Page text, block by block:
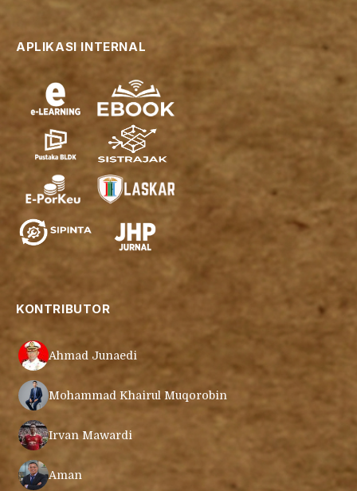
APLIKASI INTERNAL
KONTRIBUTOR
Ahmad Junaedi
Mohammad Khairul Muqorobin
Irvan Mawardi
Aman